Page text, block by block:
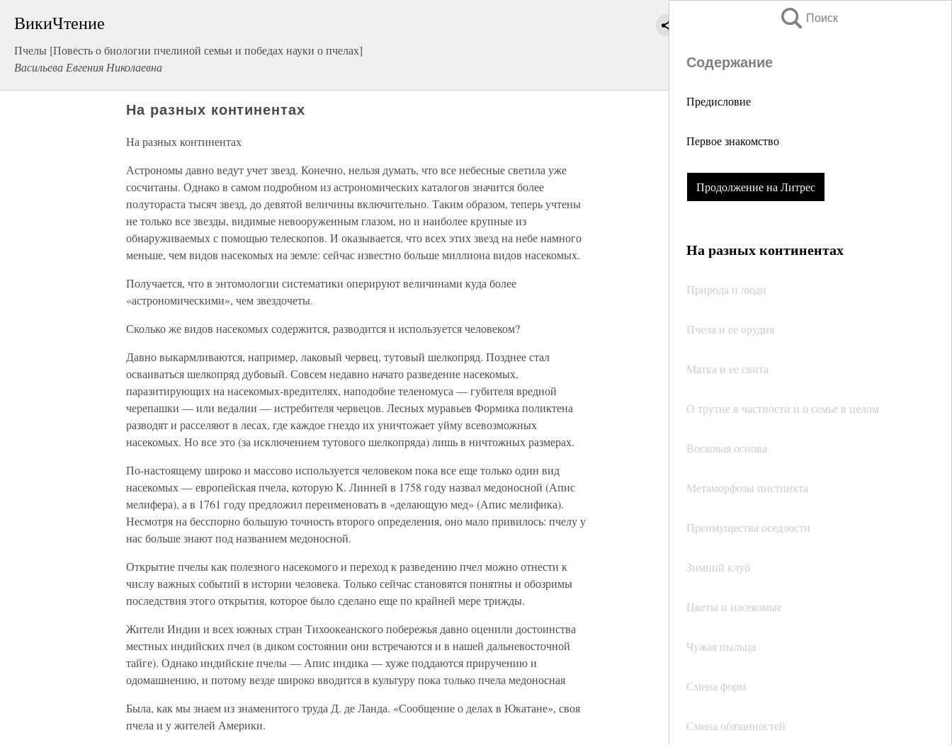
ВикиЧтение
Пчелы [Повесть о биологии пчелиной семьи и победах науки о пчелах]
Васильева Евгения Николаевна
Поиск
Содержание
Предисловие
Первое знакомство
Продолжение на Литрес
На разных континентах
Природа и люди
Пчела и ее орудия
Матка и ее свита
О трутне в частности и о семье в целом
Восковая основа
Метаморфозы инстинкта
Преимущества оседлости
Зимний клуб
Цветы и насекомые
Чужая пыльца
Смена форм
Смена обязанностей
На разных континентах
На разных континентах
Астрономы давно ведут учет звезд. Конечно, нельзя думать, что все небесные светила уже
сосчитаны. Однако в самом подробном из астрономических каталогов значится более
полутораста тысяч звезд, до девятой величины включительно. Таким образом, теперь учтены
не только все звезды, видимые невооруженным глазом, но и наиболее крупные из
обнаруживаемых с помощью телескопов. И оказывается, что всех этих звезд на небе намного
меньше, чем видов насекомых на земле: сейчас известно больше миллиона видов насекомых.
Получается, что в энтомологии систематики оперируют величинами куда более
«астрономическими», чем звездочеты.
Сколько же видов насекомых содержится, разводится и используется человеком?
Давно выкармливаются, например, лаковый червец, тутовый шелкопряд. Позднее стал
осваиваться шелкопряд дубовый. Совсем недавно начато разведение насекомых,
паразитирующих на насекомых-вредителях, наподобие теленомуса — губителя вредной
черепашки — или ведалии — истребителя червецов. Лесных муравьев Формика поликтена
разводят и расселяют в лесах, где каждое гнездо их уничтожает уйму всевозможных
насекомых. Но все это (за исключением тутового шелкопряда) лишь в ничтожных размерах.
По-настоящему широко и массово используется человеком пока все еще только один вид
насекомых — европейская пчела, которую К. Линней в 1758 году назвал медоносной (Апис
мелифера), а в 1761 году предложил переименовать в «делающую мед» (Апис мелифика).
Несмотря на бесспорно большую точность второго определения, оно мало привилось: пчелу у
нас больше знают под названием медоносной.
Открытие пчелы как полезного насекомого и переход к разведению пчел можно отнести к
числу важных событий в истории человека. Только сейчас становятся понятны и обозримы
последствия этого открытия, которое было сделано еще по крайней мере трижды.
Жители Индии и всех южных стран Тихоокеанского побережья давно оценили достоинства
местных индийских пчел (в диком состоянии они встречаются и в нашей дальневосточной
тайге). Однако индийские пчелы — Апис индика — хуже поддаются приручению и
одомашнению, и потому везде широко вводится в культуру пока только пчела медоносная
Была, как мы знаем из знаменитого труда Д. де Ланда. «Сообщение о делах в Юкатане», своя
пчела и у жителей Америки.